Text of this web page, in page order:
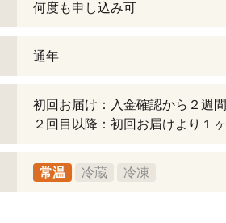
何度も申し込み可
通年
初回お届け：入金確認から２週
２回目以降：初回お届けより１
常温 冷蔵 冷凍